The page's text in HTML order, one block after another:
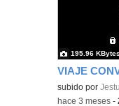
Contenido
subido por
195.96 KBytes
-hace 3 meses -